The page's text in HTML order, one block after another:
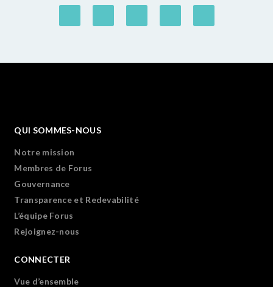
QUI SOMMES-NOUS
Notre mission
Membres de Forus
Gouvernance
Transparence et Redevabilité
L’équipe Forus
Rejoignez-nous
CONNECTER
Vue d’ensemble